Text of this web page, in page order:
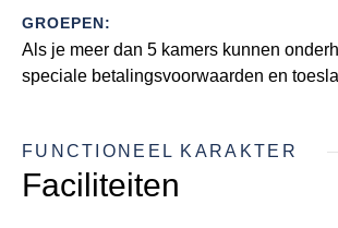
GROEPEN:
Als je meer dan 5 kamers kunnen
speciale betalingsvoorwaarden en
FUNCTIONEEL KARAKTER
Faciliteiten